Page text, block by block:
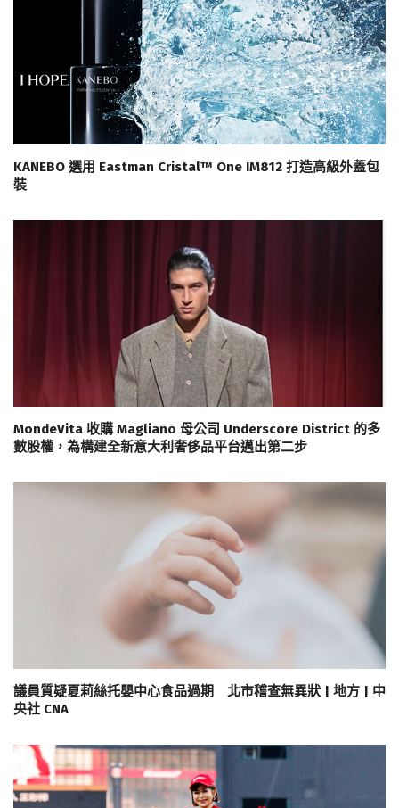
KANEBO 選用 Eastman Cristal™ One IM812 打造高級外蓋包
裝
MondeVita 收購 Magliano 母公司 Underscore District 的多
數股權，為構建全新意大利奢侈品平台邁出第二步
議員質疑夏莉絲托嬰中心食品過期 北市稽查無異狀 | 地方 | 中
央社 CNA